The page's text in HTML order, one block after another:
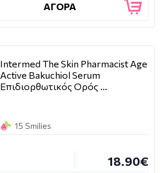
ΑΓΟΡΑ
Intermed The Skin Pharmacist Age
Active Bakuchiol Serum
Επιδιορθωτικός Ορός …
15 Smilies
18.90€